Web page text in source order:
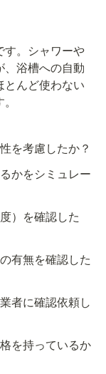
す。シャワーや
、浴槽への自動
んど使わない
を考慮したか？
かをシミュレー
）を確認した
有無を確認した
者に確認依頼し
を持っているか